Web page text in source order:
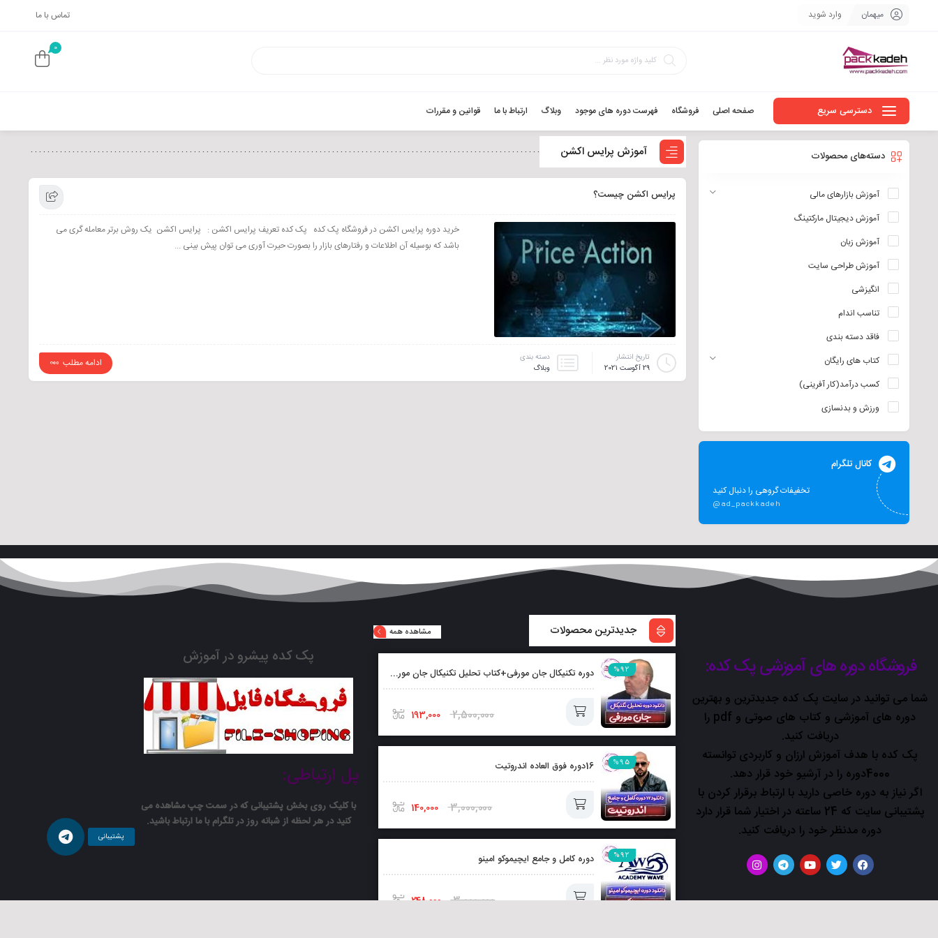
میهمان وارد شوید تماس با ما
0
دسترسی سریع صفحه اصلی فروشگاه فهرست دوره های موجود وبلاگ ارتباط با ما قوانین و مقررات
آموزش پرایس اکشن
پرایس اکشن چیست؟
خرید دوره پرایس اکشن در فروشگاه پک کده پک کده تعریف پرایس اکشن : پرایس اکشن یک روش برتر معامله گری می
باشد که بوسیله آن اطلاعات و رفتارهای بازار را بصورت حیرت آوری می توان پیش بینی ...
تاریخ انتشار
29 آگوست 2021
دسته بندی
وبلاگ
ادامه مطلب
دسته‌های محصولات
آموزش بازارهای مالی
آموزش دیجیتال مارکتینگ
آموزش زبان
آموزش طراحی سایت
انگیزشی
تناسب اندام
فاقد دسته بندی
کتاب های رایگان
کسب درآمد(کار آفرینی)
ورزش و بدنسازی
کانال تلگرام
تخفیفات گروهی را دنبال کنید
@ad_packkadeh
فروشگاه دوره های آموزشی پک کده:
شما می توانید در سایت پک کده جدیدترین و بهترین
دوره های آموزشی و کتاب های صوتی و pdf را
دریافت کنید.
پک کده با هدف آموزش ارزان و کاربردی توانسته
4000دوره را در آرشیو خود قرار دهد.
اگر نیاز به دوره خاصی دارید با ارتباط برقرار کردن با
پشتیبانی سایت که 24 ساعته در اختیار شما قرار دارد
دوره مدنظر خود را دریافت کنید.
جدیدترین محصولات مشاهده همه
%92 دوره تکنیکال جان مورفی+کتاب تحلیل تکنیکال جان مورفی بصورت رایگان
2,500,000
193,000
افزودن
به
سبد
%95 16دوره فوق العاده اندروتیت
3,000,000
140,000
افزودن
به
سبد
%92 دوره کامل و جامع ایچیموکو امینو
3,000,000
248,000
پک کده پیشرو در آموزش
پل ارتباطی:
با کلیک روی بخش پشتیبانی که در سمت چپ مشاهده می
کنید در هر لحظه از شبانه روز در تلگرام با ما ارتباط باشید.